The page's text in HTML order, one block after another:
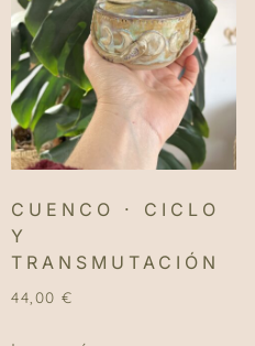
CUENCO · CICLO
Y
TRANSMUTACIÓN
44,00 €